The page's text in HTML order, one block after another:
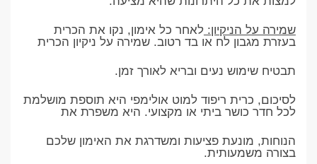
שמירה על הניקיון:לאחר כל אימון, נקו את הכרית
בעזרת מגבון לח או בד רטוב. שמירה על ניקיון הכרית
תבטיח שימוש נעים ובריא לאורך זמן.
לסיכום, כרית ריפוד למוט אולימפי היא תוספת מושלמת
לכל חדר כושר ביתי או מקצועי. היא משפרת את
הנוחות, מונעת פציעות ומשדרגת את האימון שלכם
בצורה משמעותית.